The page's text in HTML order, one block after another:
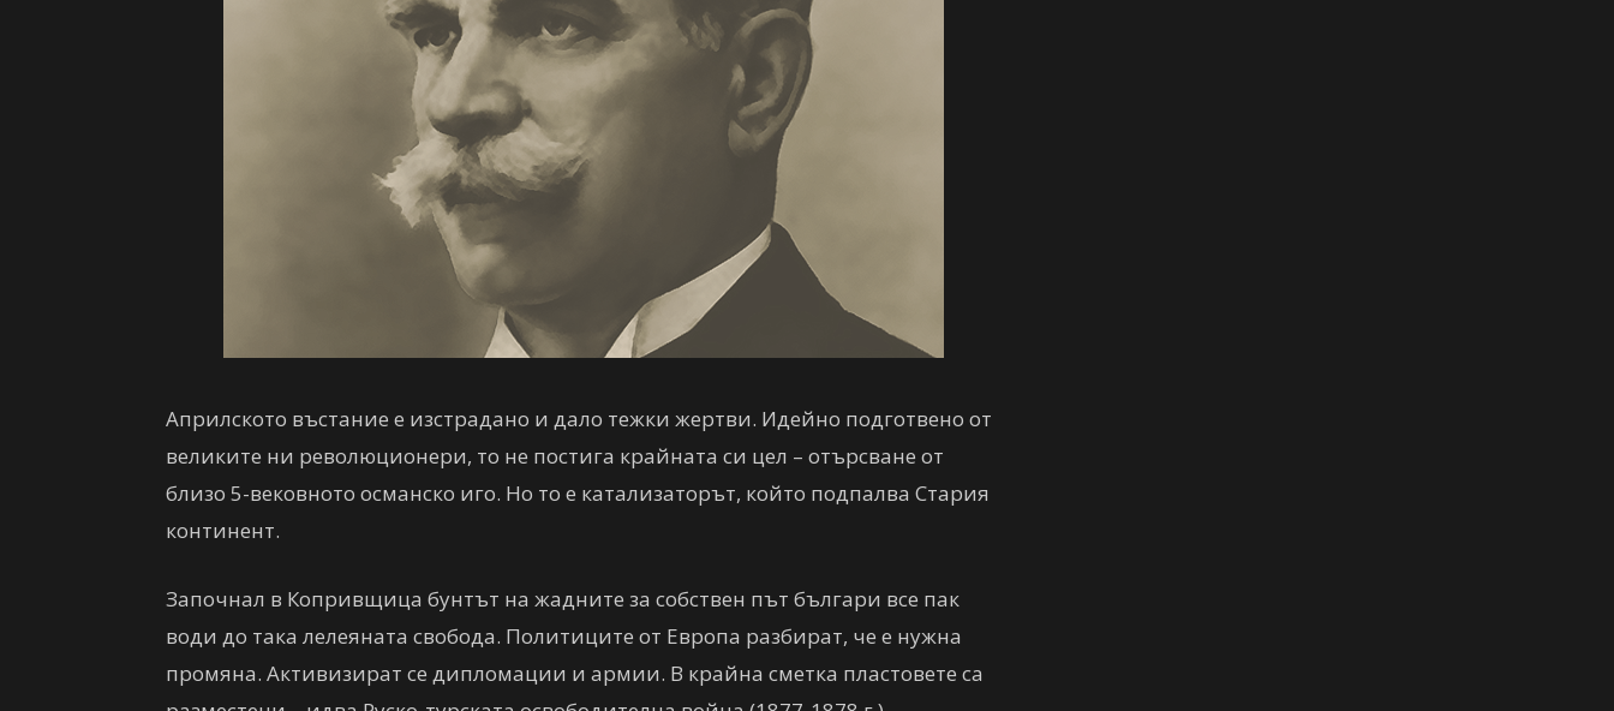
Априлското въстание е изстрадано и дало тежки жертви. Идейно подготвено от
великите ни революционери, то не постига крайната си цел – отърсване от
близо 5-вековното османско иго. Но то е катализаторът, който подпалва Стария
континент.
Започнал в Копривщица бунтът на жадните за собствен път българи все пак
води до така лелеяната свобода. Политиците от Европа разбират, че е нужна
промяна. Активизират се дипломации и армии. В крайна сметка пластовете са